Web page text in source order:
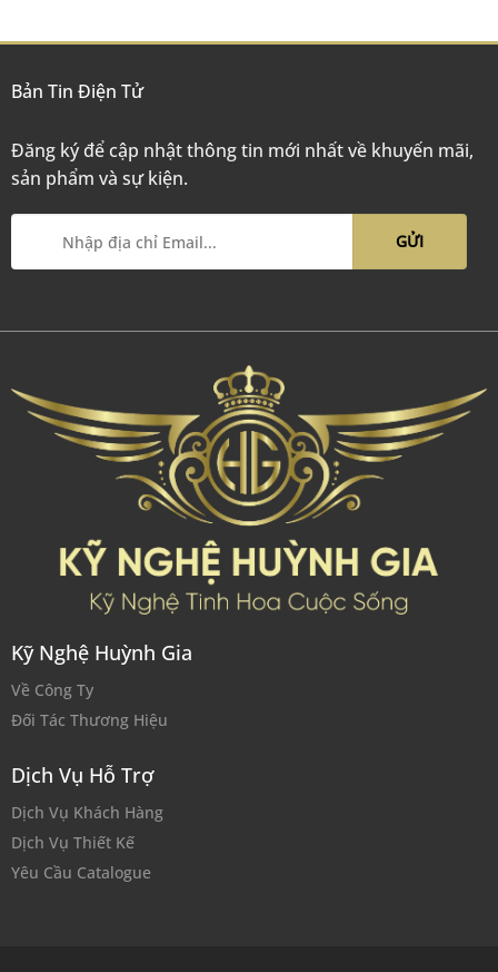
Bản Tin Điện Tử
Đăng ký để cập nhật thông tin mới nhất về khuyến mãi,
sản phẩm và sự kiện.
Kỹ Nghệ Huỳnh Gia
Về Công Ty
Đối Tác Thương Hiệu
Dịch Vụ Hỗ Trợ
Dịch Vụ Khách Hàng
Dịch Vụ Thiết Kế
Yêu Cầu Catalogue